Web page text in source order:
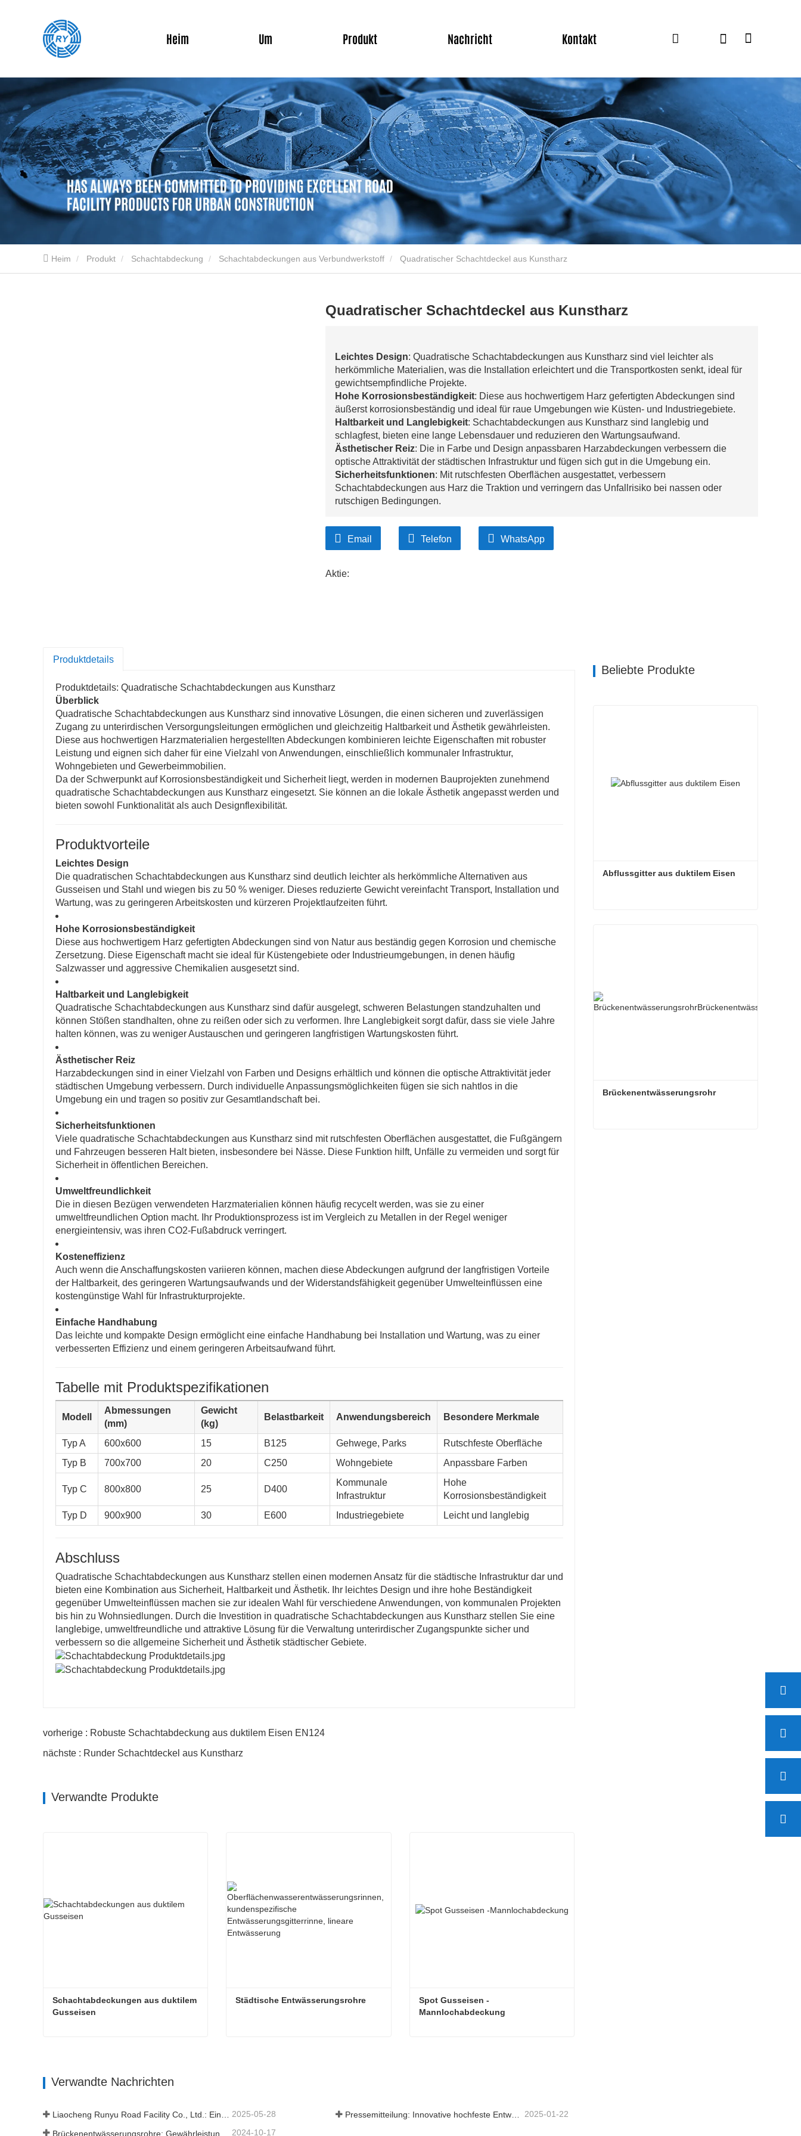
Heim Um Produkt Nachricht Kontakt
Heim Produkt Schachtabdeckung Schachtabdeckungen aus Verbundwerkstoff Quadratischer Schachtdeckel aus Kunstharz
Quadratischer Schachtdeckel aus Kunstharz
Leichtes Design: Quadratische Schachtabdeckungen aus Kunstharz sind viel leichter als
herkömmliche Materialien, was die Installation erleichtert und die Transportkosten senkt, ideal für
gewichtsempfindliche Projekte.
Hohe Korrosionsbeständigkeit: Diese aus hochwertigem Harz gefertigten Abdeckungen sind
äußerst korrosionsbeständig und ideal für raue Umgebungen wie Küsten- und Industriegebiete.
Haltbarkeit und Langlebigkeit: Schachtabdeckungen aus Kunstharz sind langlebig und
schlagfest, bieten eine lange Lebensdauer und reduzieren den Wartungsaufwand.
Ästhetischer Reiz: Die in Farbe und Design anpassbaren Harzabdeckungen verbessern die
optische Attraktivität der städtischen Infrastruktur und fügen sich gut in die Umgebung ein.
Sicherheitsfunktionen: Mit rutschfesten Oberflächen ausgestattet, verbessern
Schachtabdeckungen aus Harz die Traktion und verringern das Unfallrisiko bei nassen oder
rutschigen Bedingungen.
Email Telefon WhatsApp
Aktie:
Produktdetails
Produktdetails: Quadratische Schachtabdeckungen aus Kunstharz
Überblick
Quadratische Schachtabdeckungen aus Kunstharz sind innovative Lösungen, die einen sicheren und zuverlässigen
Zugang zu unterirdischen Versorgungsleitungen ermöglichen und gleichzeitig Haltbarkeit und Ästhetik gewährleisten.
Diese aus hochwertigen Harzmaterialien hergestellten Abdeckungen kombinieren leichte Eigenschaften mit robuster
Leistung und eignen sich daher für eine Vielzahl von Anwendungen, einschließlich kommunaler Infrastruktur,
Wohngebieten und Gewerbeimmobilien.
Da der Schwerpunkt auf Korrosionsbeständigkeit und Sicherheit liegt, werden in modernen Bauprojekten zunehmend
quadratische Schachtabdeckungen aus Kunstharz eingesetzt. Sie können an die lokale Ästhetik angepasst werden und
bieten sowohl Funktionalität als auch Designflexibilität.
Produktvorteile
Leichtes Design
Die quadratischen Schachtabdeckungen aus Kunstharz sind deutlich leichter als herkömmliche Alternativen aus
Gusseisen und Stahl und wiegen bis zu 50 % weniger. Dieses reduzierte Gewicht vereinfacht Transport, Installation und
Wartung, was zu geringeren Arbeitskosten und kürzeren Projektlaufzeiten führt.
Hohe Korrosionsbeständigkeit
Diese aus hochwertigem Harz gefertigten Abdeckungen sind von Natur aus beständig gegen Korrosion und chemische
Zersetzung. Diese Eigenschaft macht sie ideal für Küstengebiete oder Industrieumgebungen, in denen häufig
Salzwasser und aggressive Chemikalien ausgesetzt sind.
Haltbarkeit und Langlebigkeit
Quadratische Schachtabdeckungen aus Kunstharz sind dafür ausgelegt, schweren Belastungen standzuhalten und
können Stößen standhalten, ohne zu reißen oder sich zu verformen. Ihre Langlebigkeit sorgt dafür, dass sie viele Jahre
halten können, was zu weniger Austauschen und geringeren langfristigen Wartungskosten führt.
Ästhetischer Reiz
Harzabdeckungen sind in einer Vielzahl von Farben und Designs erhältlich und können die optische Attraktivität jeder
städtischen Umgebung verbessern. Durch individuelle Anpassungsmöglichkeiten fügen sie sich nahtlos in die
Umgebung ein und tragen so positiv zur Gesamtlandschaft bei.
Sicherheitsfunktionen
Viele quadratische Schachtabdeckungen aus Kunstharz sind mit rutschfesten Oberflächen ausgestattet, die Fußgängern
und Fahrzeugen besseren Halt bieten, insbesondere bei Nässe. Diese Funktion hilft, Unfälle zu vermeiden und sorgt für
Sicherheit in öffentlichen Bereichen.
Umweltfreundlichkeit
Die in diesen Bezügen verwendeten Harzmaterialien können häufig recycelt werden, was sie zu einer
umweltfreundlichen Option macht. Ihr Produktionsprozess ist im Vergleich zu Metallen in der Regel weniger
energieintensiv, was ihren CO2-Fußabdruck verringert.
Kosteneffizienz
Auch wenn die Anschaffungskosten variieren können, machen diese Abdeckungen aufgrund der langfristigen Vorteile
der Haltbarkeit, des geringeren Wartungsaufwands und der Widerstandsfähigkeit gegenüber Umwelteinflüssen eine
kostengünstige Wahl für Infrastrukturprojekte.
Einfache Handhabung
Das leichte und kompakte Design ermöglicht eine einfache Handhabung bei Installation und Wartung, was zu einer
verbesserten Effizienz und einem geringeren Arbeitsaufwand führt.
Tabelle mit Produktspezifikationen
Modell
Abmessungen
(mm)
Gewicht
(kg)
Belastbarkeit Anwendungsbereich Besondere Merkmale
Typ A 600x600 15 B125 Gehwege, Parks
Rutschfeste Oberfläche
Typ B
700x700 20 C250 Wohngebiete Anpassbare Farben
Typ C 800x800 25 D400
Kommunale
Infrastruktur
Hohe
Korrosionsbeständigkeit
Typ D
900x900 30 E600 Industriegebiete Leicht und langlebig
Abschluss
Quadratische Schachtabdeckungen aus Kunstharz stellen einen modernen Ansatz für die städtische Infrastruktur dar und
bieten eine Kombination aus Sicherheit, Haltbarkeit und Ästhetik. Ihr leichtes Design und ihre hohe Beständigkeit
gegenüber Umwelteinflüssen machen sie zur idealen Wahl für verschiedene Anwendungen, von kommunalen Projekten
bis hin zu Wohnsiedlungen. Durch die Investition in quadratische Schachtabdeckungen aus Kunstharz stellen Sie eine
langlebige, umweltfreundliche und attraktive Lösung für die Verwaltung unterirdischer Zugangspunkte sicher und
verbessern so die allgemeine Sicherheit und Ästhetik städtischer Gebiete.
vorherige : Robuste Schachtabdeckung aus duktilem Eisen EN124
nächste : Runder Schachtdeckel aus Kunstharz
Verwandte Produkte
Schachtabdeckungen aus duktilem
Gusseisen
Städtische Entwässerungsrohre
Spot Gusseisen -
Mannlochabdeckung
Verwandte Nachrichten
Liaocheng Runyu Road Facility Co., Ltd.: Ein zuverlässiger Hersteller von Schachtabdeckungen für eine sicherere städtische Infrastruktur 2025-05-28 Pressemitteilung: Innovative hochfeste Entwässerungsroste – Erhöhung der Sicherheit und Effizienz der städtischen Infrastruktur 2025-01-22
2024-10-17
Beliebte Produkte
Abflussgitter aus duktilem Eisen
Brückenentwässerungsrohr